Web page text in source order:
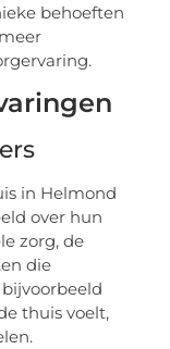
behoeften
in Helmond
over hun
zorg, de
die
thuis voelt,